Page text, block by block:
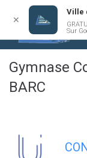
contenu
Gymnase
BARC
✕
Ville
Sur